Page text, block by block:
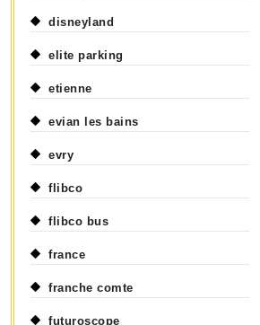
disneyland
elite parking
etienne
evian les bains
evry
flibco
flibco bus
france
franche comte
futuroscope